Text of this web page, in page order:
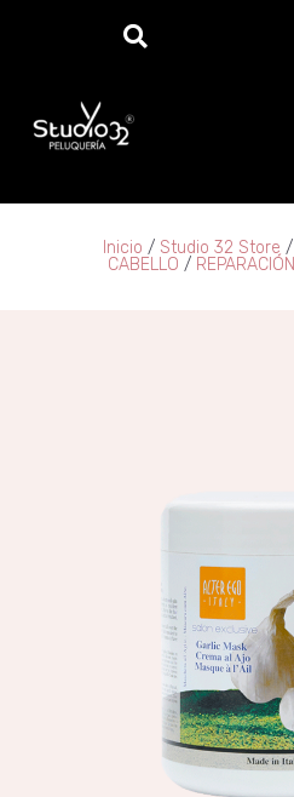
Inicio / Studio 32 Store /
CABELLO / REPARACIÓN​​